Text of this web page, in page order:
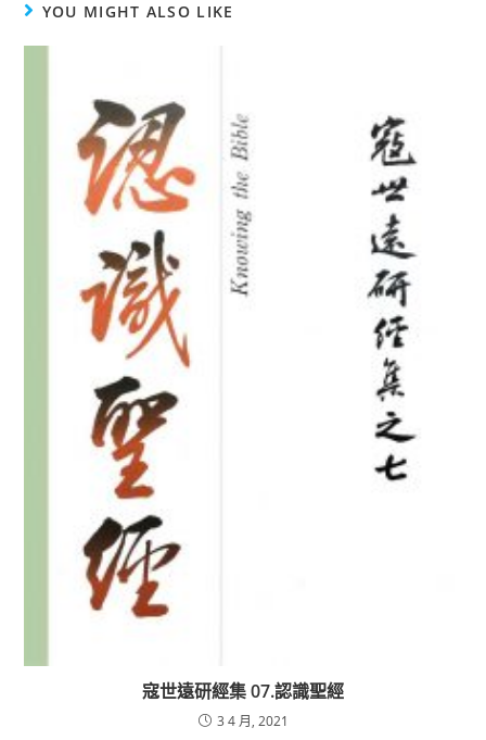
YOU MIGHT ALSO LIKE
寇世遠研經集 07.認識聖經
3 4 月, 2021